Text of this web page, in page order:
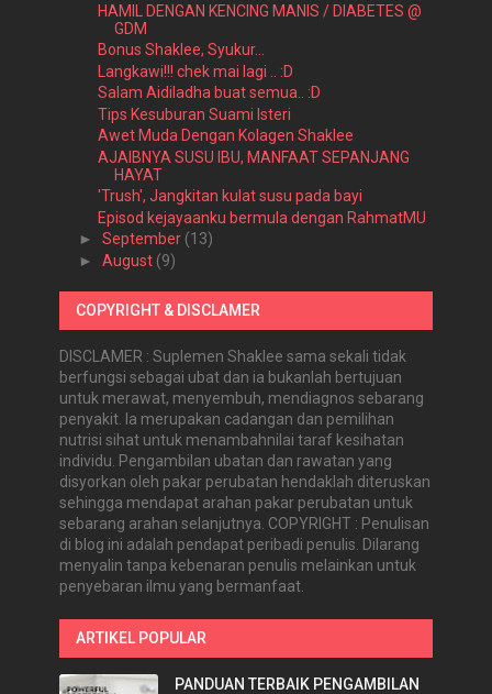
HAMIL DENGAN KENCING MANIS / DIABETES @
GDM
Bonus Shaklee, Syukur...
Langkawi!!! chek mai lagi .. :D
Salam Aidiladha buat semua.. :D
Tips Kesuburan Suami Isteri
Awet Muda Dengan Kolagen Shaklee
AJAIBNYA SUSU IBU, MANFAAT SEPANJANG
HAYAT
'Trush', Jangkitan kulat susu pada bayi
Episod kejayaanku bermula dengan RahmatMU
► September (13)
► August (9)
COPYRIGHT & DISCLAMER
DISCLAMER : Suplemen Shaklee sama sekali tidak
berfungsi sebagai ubat dan ia bukanlah bertujuan
untuk merawat, menyembuh, mendiagnos sebarang
penyakit. Ia merupakan cadangan dan pemilihan
nutrisi sihat untuk menambahnilai taraf kesihatan
individu. Pengambilan ubatan dan rawatan yang
disyorkan oleh pakar perubatan hendaklah diteruskan
sehingga mendapat arahan pakar perubatan untuk
sebarang arahan selanjutnya. COPYRIGHT : Penulisan
di blog ini adalah pendapat peribadi penulis. Dilarang
menyalin tanpa kebenaran penulis melainkan untuk
penyebaran ilmu yang bermanfaat.
ARTIKEL POPULAR
PANDUAN TERBAIK PENGAMBILAN